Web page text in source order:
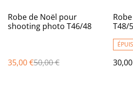
%
Robe de Noël pour
shooting photo T46/48
35,00 €50,00 €
T48/